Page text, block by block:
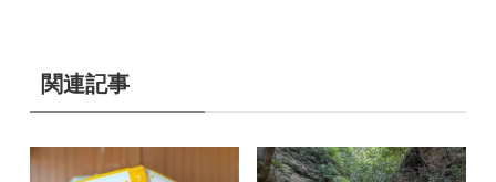
関連記事